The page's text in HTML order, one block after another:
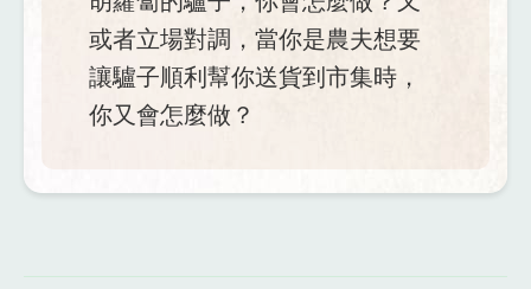
或者立場對調，當你是農夫想要
讓驢子順利幫你送貨到市集時，
你又會怎麼做？